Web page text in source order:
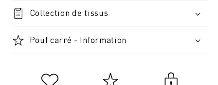
Collection de tissus
Pouf carré - Information